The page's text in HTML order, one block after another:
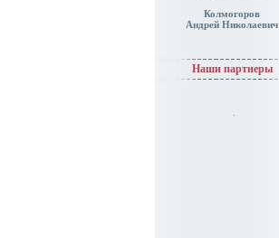
Колмогоров
Андрей Николаевич
Наши партнеры